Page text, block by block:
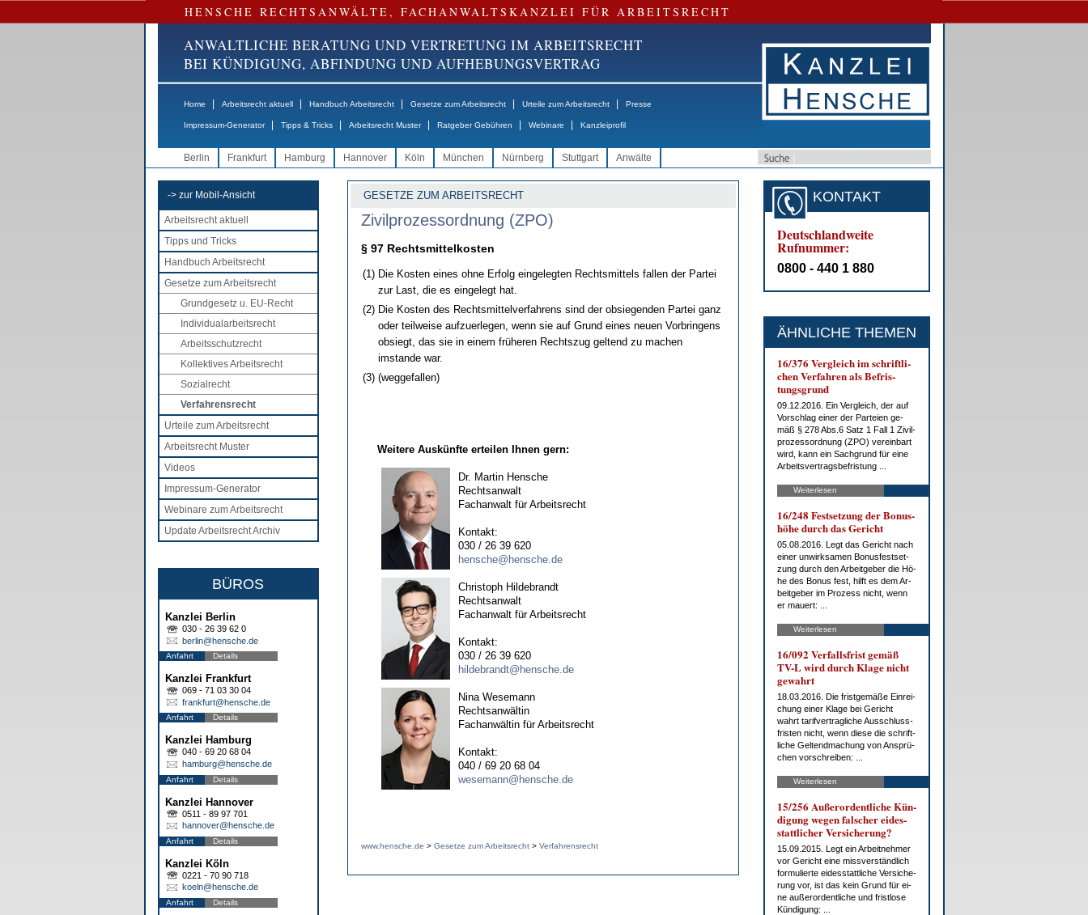
HENSCHE RECHTSANWÄLTE, FACHANWALTSKANZLEI FÜR ARBEITSRECHT
ANWALTLICHE BERATUNG UND VERTRETUNG IM ARBEITSRECHT
BEI KÜNDIGUNG, ABFINDUNG UND AUFHEBUNGSVERTRAG
Home Arbeitsrecht aktuell Handbuch Arbeitsrecht Gesetze zum Arbeitsrecht Urteile zum Arbeitsrecht Presse
Impressum-Generator Tipps & Tricks Arbeitsrecht Muster Ratgeber Gebühren Webinare Kanzleiprofil
Berlin Frankfurt Hamburg Hannover Köln München Nürnberg Stuttgart Anwälte
-> zur Mobil-Ansicht
Arbeitsrecht aktuell
Tipps und Tricks
Handbuch Arbeitsrecht
Gesetze zum Arbeitsrecht
Grundgesetz u. EU-Recht
Individualarbeitsrecht
Arbeitsschutzrecht
Kollektives Arbeitsrecht
Sozialrecht
Verfahrensrecht
Urteile zum Arbeitsrecht
Arbeitsrecht Muster
Videos
Impressum-Generator
Webinare zum Arbeitsrecht
Update Arbeitsrecht Archiv
BÜROS
Kanzlei Berlin
030 - 26 39 62 0
berlin@hensche.de
Anfahrt Details
Kanzlei Frankfurt
069 - 71 03 30 04
frankfurt@hensche.de
Anfahrt Details
Kanzlei Hamburg
040 - 69 20 68 04
hamburg@hensche.de
Anfahrt Details
Kanzlei Hannover
0511 - 89 97 701
hannover@hensche.de
Anfahrt Details
Kanzlei Köln
0221 - 70 90 718
koeln@hensche.de
Anfahrt Details
GESETZE ZUM ARBEITSRECHT
Zivilprozessordnung (ZPO)
§ 97 Rechtsmittelkosten
(1) Die Kosten eines ohne Erfolg eingelegten Rechtsmittels fallen der Partei
zur Last, die es eingelegt hat.
(2) Die Kosten des Rechtsmittelverfahrens sind der obsiegenden Partei ganz
oder teilweise aufzuerlegen, wenn sie auf Grund eines neuen Vorbringens
obsiegt, das sie in einem früheren Rechtszug geltend zu machen
imstande war.
(3) (weggefallen)
Weitere Auskünfte erteilen Ihnen gern:
Dr. Martin Hensche
Rechtsanwalt
Fachanwalt für Arbeitsrecht
Kontakt:
030 / 26 39 620
hensche@hensche.de
Christoph Hildebrandt
Rechtsanwalt
Fachanwalt für Arbeitsrecht
Kontakt:
030 / 26 39 620
hildebrandt@hensche.de
Nina Wesemann
Rechtsanwältin
Fachanwältin für Arbeitsrecht
Kontakt:
040 / 69 20 68 04
wesemann@hensche.de
www.hensche.de > Gesetze zum Arbeitsrecht > Verfahrensrecht
KONTAKT
Deutschlandweite
Rufnummer:
0800 - 440 1 880
ÄHNLICHE THEMEN
16/376 Ver­gleich im schrift­li­
chen Ver­fah­ren als Be­fris­
tungs­grund
09.12.2016. Ein Ver­gleich, der auf
Vor­schlag ei­ner der Par­tei­en ge­
mäß § 278 Abs.6 Satz 1 Fall 1 Zi­vil­
pro­zess­ord­nung (ZPO) ver­ein­bart
wird, kann ein Sach­grund für ei­ne
Ar­beits­ver­trags­be­fris­tung ...
Weiterlesen
16/248 Fest­set­zung der Bo­nus­
hö­he durch das Ge­richt
05.08.2016. Legt das Ge­richt nach
ei­ner un­wirk­sa­men Bo­nus­fest­set­
zung durch den Ar­beit­ge­ber die Hö­
he des Bo­nus fest, hilft es dem Ar­
beit­ge­ber im Pro­zess nicht, wenn
er mau­ert: ...
Weiterlesen
16/092 Ver­falls­frist ge­mäß
TV-L wird durch Kla­ge nicht
ge­wahrt
18.03.2016. Die frist­ge­mä­ße Ein­rei­
chung ei­ner Kla­ge bei Ge­richt
wahrt ta­rif­ver­trag­li­che Aus­schluss­
fris­ten nicht, wenn die­se die schrift­
li­che Gel­tend­ma­chung von An­sprü­
chen vor­schrei­ben: ...
Weiterlesen
15/256 Au­ßer­or­dent­li­che Kün­
di­gung we­gen fal­scher ei­des­
statt­li­cher Ver­si­che­rung?
15.09.2015. Legt ein Ar­beit­neh­mer
vor Ge­richt ei­ne miss­ver­ständ­lich
for­mu­lier­te ei­des­statt­li­che Ver­si­che­
rung vor, ist das kein Grund für ei­
ne au­ßer­or­dent­li­che und frist­lo­se
Kün­di­gung: ...